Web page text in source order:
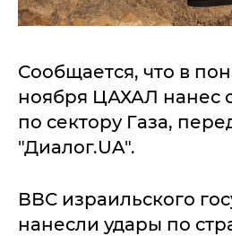
Сообщается, что в
ноября ЦАХАЛ нанес
по сектору Газа,
"Диалог.UA".
ВВС израильского
нанесли удары по